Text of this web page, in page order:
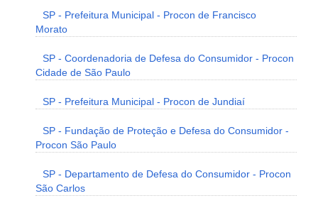
SP - Prefeitura Municipal - Procon de Francisco
Morato
SP - Coordenadoria de Defesa do Consumidor - Procon
Cidade de São Paulo
SP - Prefeitura Municipal - Procon de Jundiaí
SP - Fundação de Proteção e Defesa do Consumidor -
Procon São Paulo
SP - Departamento de Defesa do Consumidor - Procon
São Carlos